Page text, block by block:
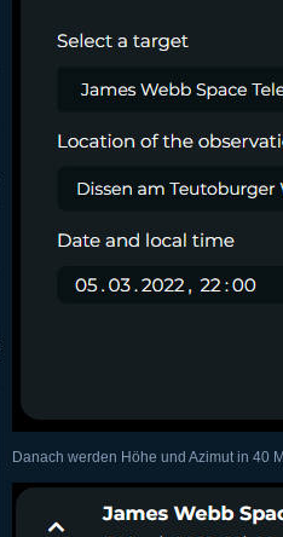
Danach werden Höhe und Azimut in 40